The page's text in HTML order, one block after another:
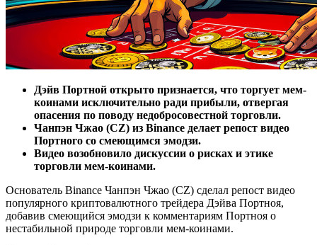
Дэйв Портной открыто признается, что торгует мем-
коинами исключительно ради прибыли, отвергая
опасения по поводу недобросовестной торговли.
Чанпэн Чжао (CZ) из Binance делает репост видео
Портного со смеющимся эмодзи.
Видео возобновило дискуссии о рисках и этике
торговли мем-коинами.
Основатель Binance Чанпэн Чжао (CZ) сделал репост видео
популярного криптовалютного трейдера Дэйва Портноя,
добавив смеющийся эмодзи к комментариям Портноя о
нестабильной природе торговли мем-коинами.